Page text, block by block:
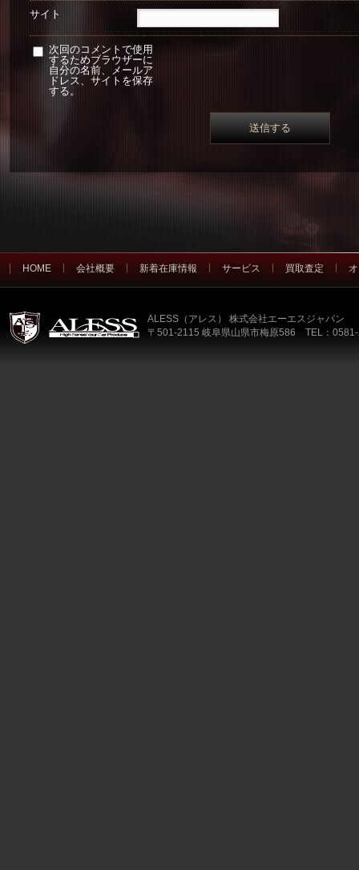
サイト
次回のコメントで使用
するためブラウザーに
自分の名前、メールア
ドレス、サイトを保存
する。
HOME 会社概要 新着在庫情報 サービス 買取査定
ALESS（アレス） 株式会社エーエスジャパン
〒501-2115 岐阜県山県市梅原586 TEL：